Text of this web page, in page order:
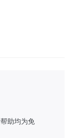
助均为免